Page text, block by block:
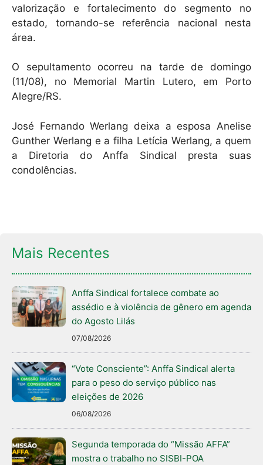
valorização e fortalecimento do segmento no
estado, tornando-se referência nacional nesta
área.
O sepultamento ocorreu na tarde de domingo
(11/08), no Memorial Martin Lutero, em Porto
Alegre/RS.
José Fernando Werlang deixa a esposa Anelise
Gunther Werlang e a filha Letícia Werlang, a quem
a Diretoria do Anffa Sindical presta suas
condolências.
Mais Recentes
Anffa Sindical fortalece combate ao
assédio e à violência de gênero em agenda
do Agosto Lilás
07/08/2026
“Vote Consciente”: Anffa Sindical alerta
para o peso do serviço público nas
eleições de 2026
06/08/2026
Segunda temporada do “Missão AFFA”
mostra o trabalho no SISBI-POA